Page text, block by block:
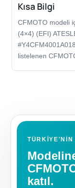
Kısa Bilgi
CFMOTO modeli
(4×4) (EFI)
listelenen
TÜRKIYE'NIN
katıl.